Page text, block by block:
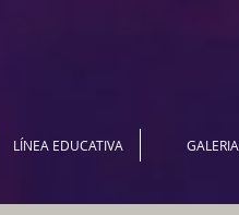
LÍNEA EDUCATIVA GALERIA